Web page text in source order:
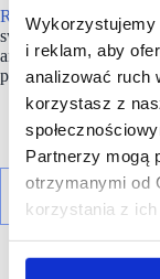
Wykorzystujemy
i reklam, aby
analizować ruch
korzystasz z
Partnerzy mogą
otrzymanymi od
korzystania z ich
Refield nie zwalnia
swoją działalność, a
ambitnych projektów,
przestrzeni